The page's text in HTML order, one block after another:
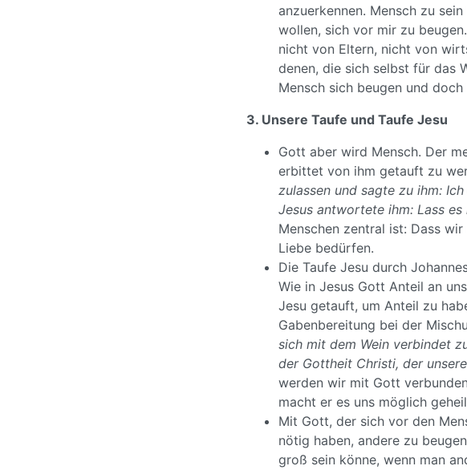
anzuerkennen. Mensch zu
wollen, sich vor mir zu
nicht von Eltern, nicht von
denen, die sich selbst für das
Mensch sich beugen und
3. Unsere Taufe und Taufe Jesu
Gott aber wird Mensch. Der
erbittet von ihm getauft zu
zulassen und sagte zu ihm:
Jesus antwortete ihm: Lass es
Menschen zentral ist: Dass
Liebe bedürfen.
Die Taufe Jesu durch
Wie in Jesus Gott Anteil an
Jesu getauft, um Anteil zu
Gabenbereitung bei der
sich mit dem Wein verbindet
der Gottheit Christi, der
werden wir mit Gott
macht er es uns möglich
Mit Gott, der sich vor den
nötig haben, andere zu
groß sein könne, wenn man